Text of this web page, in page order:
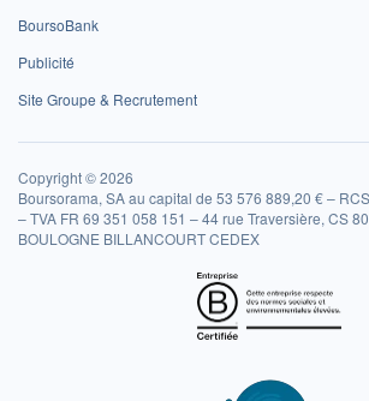
BoursoBank
Publicité
Site Groupe & Recrutement
Copyright © 2026
Boursorama, SA au capital de 53 576 889,20 € –
– TVA FR 69 351 058 151 – 44 rue Traversière, CS
BOULOGNE BILLANCOURT CEDEX